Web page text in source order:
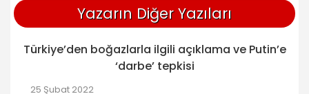
Yazarın Diğer Yazıları
Türkiye’den boğazlarla ilgili açıklama ve Putin’e
‘darbe’ tepkisi
25 Şubat 2022